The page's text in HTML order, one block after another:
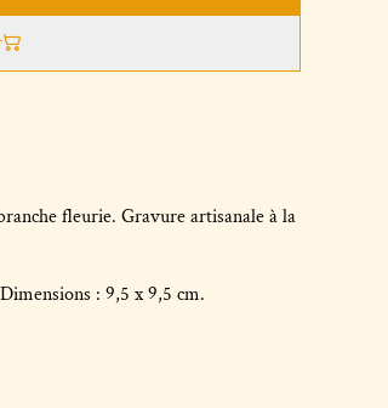
fleurie. Gravure artisanale à la
: 9,5 x 9,5 cm.